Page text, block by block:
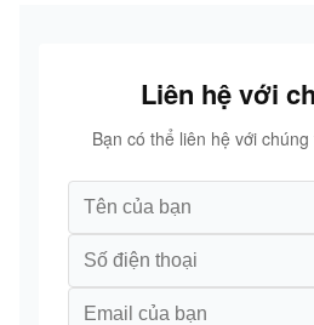
Liên hệ với
Bạn có thể liên hệ với